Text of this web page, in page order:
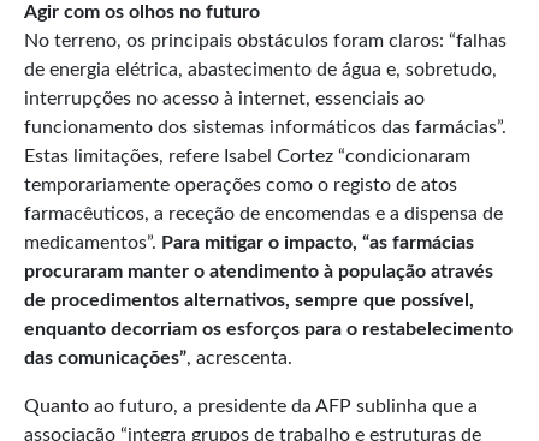
Agir com os olhos no futuro
No terreno, os principais obstáculos foram claros: “falhas
de energia elétrica, abastecimento de água e, sobretudo,
interrupções no acesso à internet, essenciais ao
funcionamento dos sistemas informáticos das farmácias”.
Estas limitações, refere Isabel Cortez “condicionaram
temporariamente operações como o registo de atos
farmacêuticos, a receção de encomendas e a dispensa de
medicamentos”. Para mitigar o impacto, “as farmácias
procuraram manter o atendimento à população através
de procedimentos alternativos, sempre que possível,
enquanto decorriam os esforços para o restabelecimento
das comunicações”, acrescenta.
Quanto ao futuro, a presidente da AFP sublinha que a
associação “integra grupos de trabalho e estruturas de